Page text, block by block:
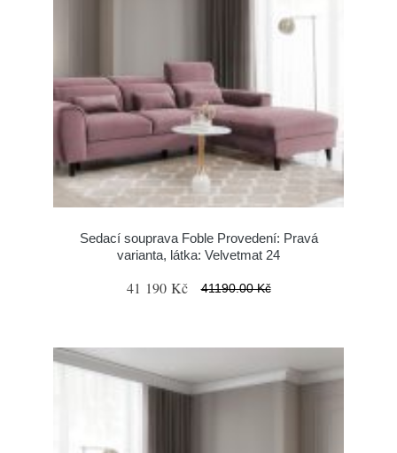
Sedací souprava Foble Provedení: Pravá
varianta, látka: Velvetmat 24
41 190 Kč 41190.00 Kč